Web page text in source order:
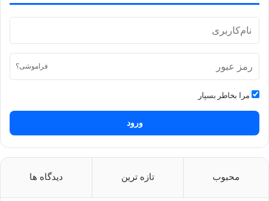
فراموشی؟
مرا بخاطر بسپار
ورود
محبوب تازه ترین دیدگاه ها